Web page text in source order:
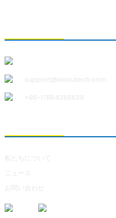
support@xiaoutech.com
+86-17854265629
私たちについて
ニュース
お問い合わせ